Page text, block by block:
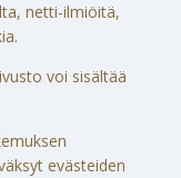
netti-ilmiöitä,
voi sisältää
evästeiden